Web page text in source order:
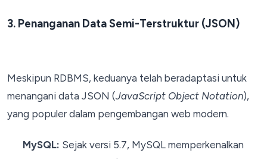
3. Penanganan Data Semi-Terstruktur (JSON)
Meskipun RDBMS, keduanya telah beradaptasi untuk
menangani data JSON (JavaScript Object Notation),
yang populer dalam pengembangan web modern.
MySQL: Sejak versi 5.7, MySQL memperkenalkan